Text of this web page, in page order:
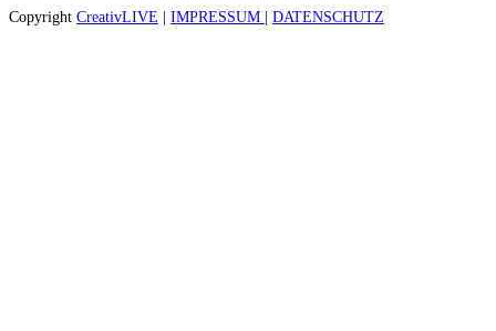
Copyright CreativLIVE IMPRESSUM DATENSCHUTZ